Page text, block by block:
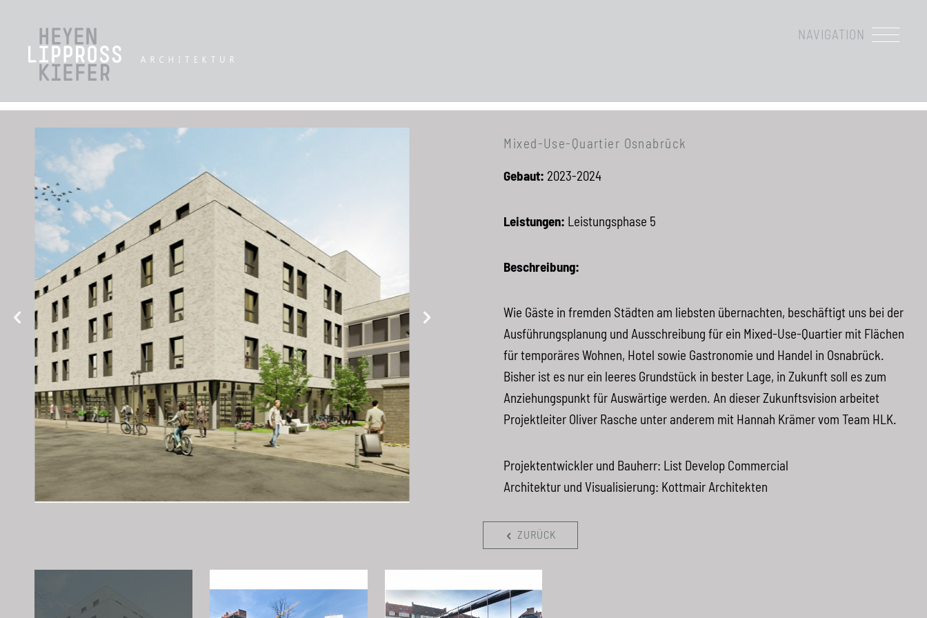
NAVIGATION
Mixed-Use-Quartier Osnabrück
Gebaut: 2023-2024
Leistungen: Leistungsphase 5
Beschreibung:
Wie Gäste in fremden Städten am liebsten übernachten, beschäftigt uns bei der
Ausführungsplanung und Ausschreibung für ein Mixed-Use-Quartier mit Flächen
für temporäres Wohnen, Hotel sowie Gastronomie und Handel in Osnabrück.
Bisher ist es nur ein leeres Grundstück in bester Lage, in Zukunft soll es zum
Anziehungspunkt für Auswärtige werden. An dieser Zukunftsvision arbeitet
Projektleiter Oliver Rasche unter anderem mit Hannah Krämer vom Team HLK.
Projektentwickler und Bauherr: List Develop Commercial
Architektur und Visualisierung: Kottmair Architekten
ZURÜCK